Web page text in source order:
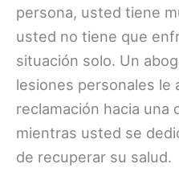
persona, usted tiene
usted no tiene que
situación solo. Un
lesiones personales le
reclamación hacia una
mientras usted se
de recuperar su salud.